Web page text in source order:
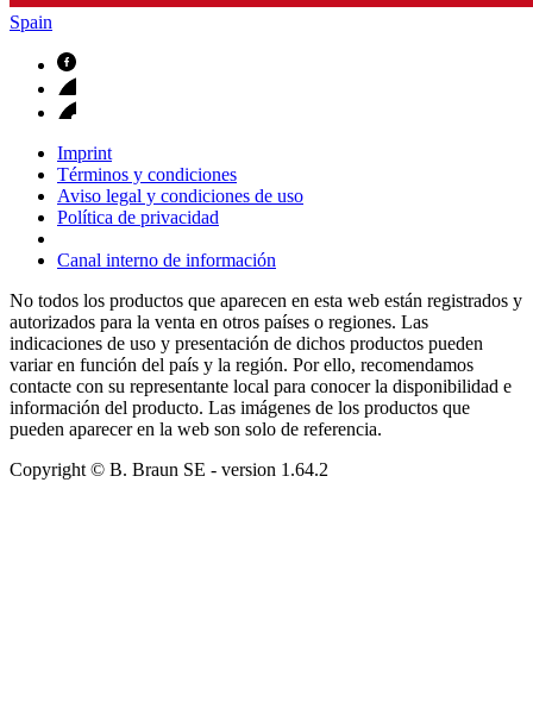
Spain
Imprint
Términos y condiciones
Aviso legal y condiciones de uso
Política de privacidad
Canal interno de información
No todos los productos que aparecen en esta web están registrados y
autorizados para la venta en otros países o regiones. Las
indicaciones de uso y presentación de dichos productos pueden
variar en función del país y la región. Por ello, recomendamos
contacte con su representante local para conocer la disponibilidad e
información del producto. Las imágenes de los productos que
pueden aparecer en la web son solo de referencia.
Copyright © B. Braun SE - version 1.64.2